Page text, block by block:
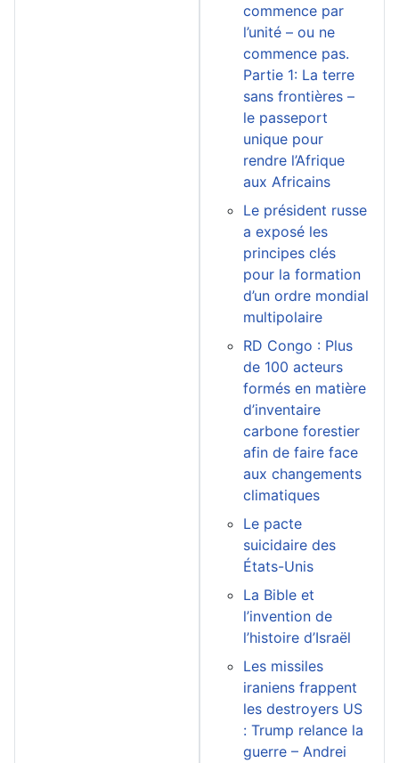
commence par
l’unité – ou ne
commence pas.
Partie 1: La terre
sans frontières –
le passeport
unique pour
rendre l’Afrique
aux Africains
Le président russe
a exposé les
principes clés
pour la formation
d’un ordre mondial
multipolaire
RD Congo : Plus
de 100 acteurs
formés en matière
d’inventaire
carbone forestier
afin de faire face
aux changements
climatiques
Le pacte
suicidaire des
États-Unis
La Bible et
l’invention de
l’histoire d’Israël
Les missiles
iraniens frappent
les destroyers US
: Trump relance la
guerre – Andrei